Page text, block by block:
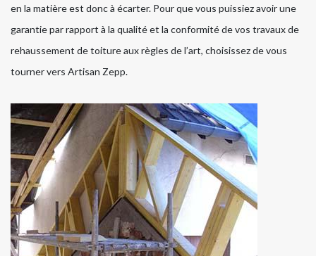
en la matière est donc à écarter. Pour que vous puissiez avoir une
garantie par rapport à la qualité et la conformité de vos travaux de
rehaussement de toiture aux règles de l’art, choisissez de vous
tourner vers Artisan Zepp.